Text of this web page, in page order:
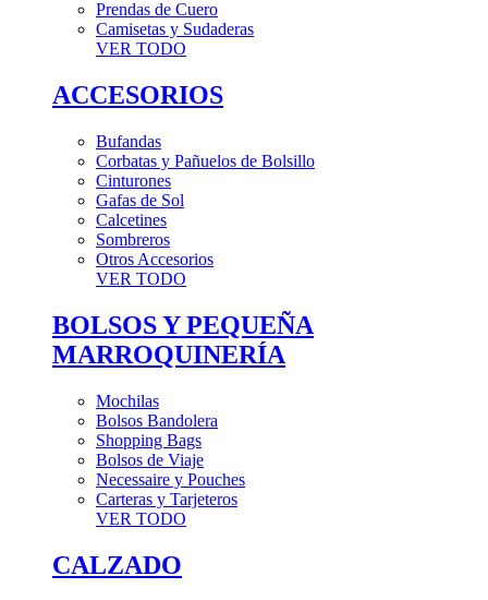
Prendas de Cuero
Camisetas y Sudaderas
VER TODO
ACCESORIOS
Bufandas
Corbatas y Pañuelos de Bolsillo
Cinturones
Gafas de Sol
Calcetines
Sombreros
Otros Accesorios
VER TODO
BOLSOS Y PEQUEÑA
MARROQUINERÍA
Mochilas
Bolsos Bandolera
Shopping Bags
Bolsos de Viaje
Necessaire y Pouches
Carteras y Tarjeteros
VER TODO
CALZADO